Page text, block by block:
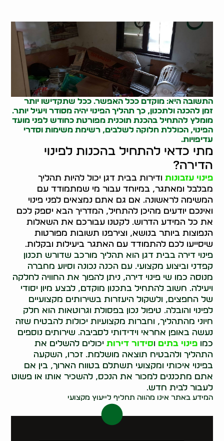
התשובה היא: מוקדם ככל האפשר. ככל שתקדישו יותר
זמן להכנה ולתכנון, כך תהליך הפינוי יהיה מסודר ויעיל יותר.
מומלץ להתחיל בהכנת תוכנית מפורטת כחודש לפני מועד
הפינוי, הכוללת חלוקה לשלבים, רשימת משימות וסדרי
עדיפויות.
מתי כדאי להתחיל בהכנות לפינוי
הדירה?
פינוי עזבונות ודירות בבית דגן יכול להיות תהליך
מבלבל ומאתגר, במיוחד עבור מי שמתמודד עם
המשימה לראשונה. אם גם אתם נמצאים לפני פינוי
ואינכם יודעים מהיכן להתחיל, המדריך הבא יספק לכם
את כל המידע הדרוש. לקטנו עבורכם את השאלות
הנפוצות ביותר בנושא, וצירפנו תשובות מפורטות
שיסייעו לכם להתמודד עם האתגר ביעילות ובקלות.
פינוי דירה בבית דגן הוא תהליך מורכב שדורש תכנון
קפדני וביצוע מקצועי. עם הכנה נכונה וסיוע מחברה
מנוסה כמו שי פינוי דירה, ניתן להפוך את החוויה לחלקה
ויעילה. חשוב להתחיל בתכנון מוקדם, לבצע מיון יסודי
של החפצים, ולשקול היעזרות בשירותים מקצועיים
לפינוי והובלה. טיפול נכון בפסולת וגרוטאות הוא חלק
חיוני מהתהליך, וחברות מקצועיות יכולות להבטיח שזה
נעשה באופן אחראי וידידותי לסביבה. שירותים נוספים
כמופינוי בתים וסידור דירות יכולים להשלים את
התהליך ולהבטיח תוצאה מושלמת. זכרו, השקעה
בפינוי איכותי ומקצועי תשתלם בטווח הארוך, בין אם
אתם מתכננים למכור את הנכס, להשכיר אותו או פשוט
לעבור לבית חדש.
המידע באתר אינו מהווה תחליף לייעוץ מקצועי